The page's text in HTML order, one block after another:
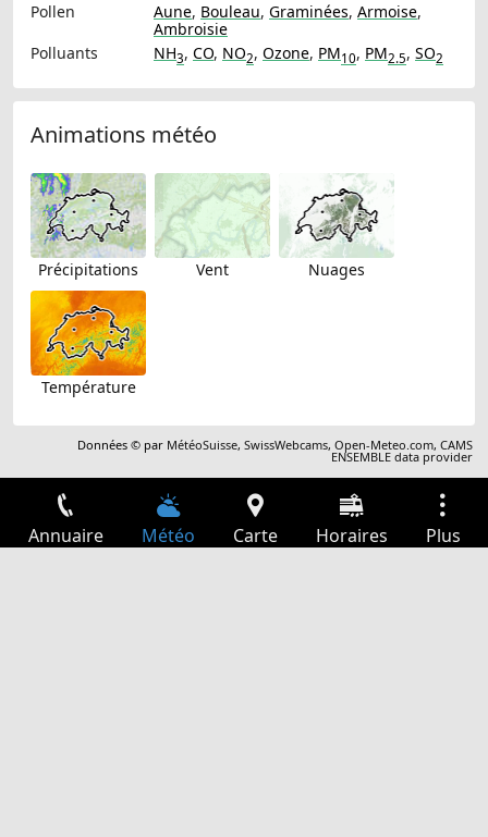
Pollen
Aune, Bouleau, Graminées, Armoise,
Ambroisie
Polluants
NH3, CO, NO2, Ozone, PM10, PM2.5, SO2
Animations météo
Précipitations Vent Nuages
Température
Données © par MétéoSuisse,SwissWebcams,Open-Meteo.com,CAMS
ENSEMBLE data provider
Annuaire Météo Carte Horaires Plus